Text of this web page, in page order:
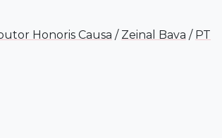
Honoris Causa / Zeinal Bava / PT